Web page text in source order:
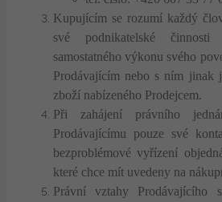
Kupujícím se rozumí každý
své podnikatelské
samostatného výkonu svého
Prodávajícím nebo s ním jinak
zboží nabízeného Prodejcem.
Při zahájení právního
Prodávajícímu pouze své
bezproblémové vyřízení
které chce mít uvedeny na
Právní vztahy Prodávajícího